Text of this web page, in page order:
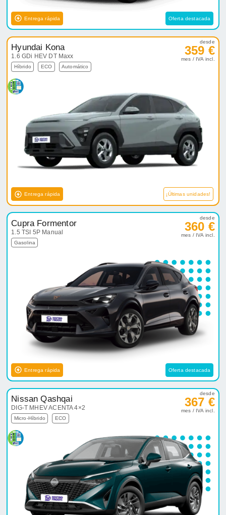
Entrega rápida Oferta destacada
Hyundai Kona
1.6 GDi HEV DT Maxx
Híbrido ECO Automático
desde
359 €
mes / IVA incl.
Entrega rápida ¡Últimas unidades!
Cupra Formentor
1.5 TSI 5P Manual
Gasolina
desde
360 €
mes / IVA incl.
Entrega rápida Oferta destacada
Nissan Qashqai
DIG-T MHEV ACENTA 4×2
Micro-Híbrido ECO
desde
367 €
mes / IVA incl.